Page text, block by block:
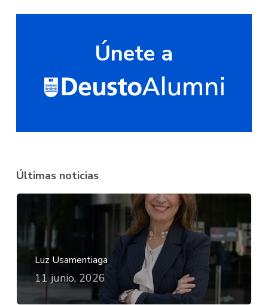
Únete a
Últimas noticias
Luz Usamentiaga
11 junio, 2026